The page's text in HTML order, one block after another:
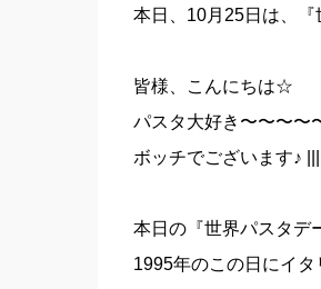
本日、10月25日は、
皆様、こんにちは☆
パスタ大好き〜〜〜〜
ボッチでございます♪
本日の『世界パスタデ
1995年のこの日にイタ